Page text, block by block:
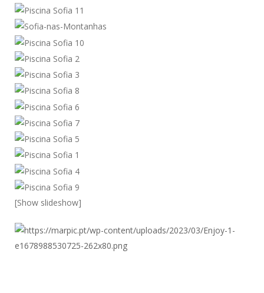
[Show slideshow]